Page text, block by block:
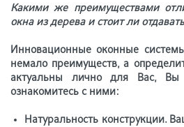
Какими же преимуществами
окна из дерева и стоит ли
Инновационные оконные
немало преимуществ, а
актуальны лично для Вас, Вы
ознакомитесь с ними:
Натуральность конструкции.